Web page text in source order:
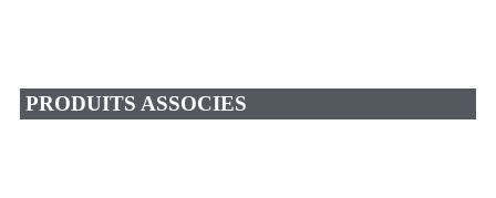
PRODUITS ASSOCIES